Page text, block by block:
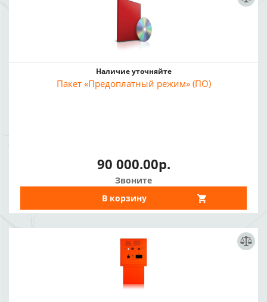
Наличие уточняйте
Пакет «Предоплатный режим» (ПО)
90 000.00р.
Звоните
В корзину